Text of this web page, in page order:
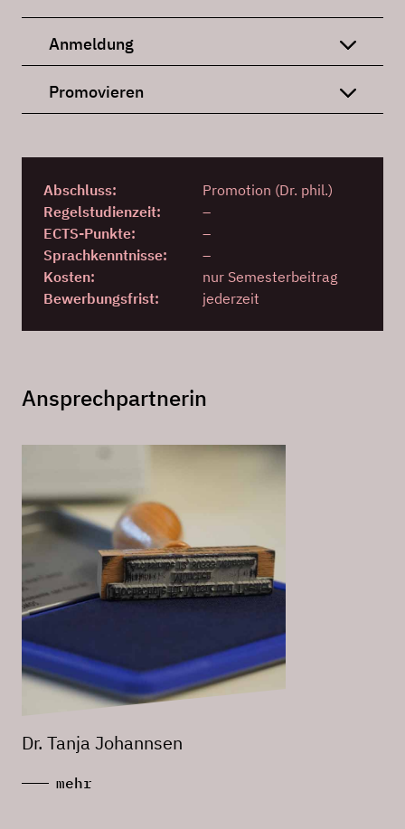
Anmeldung
Promovieren
Abschluss:
Promotion (Dr. phil.)
Regelstudienzeit:
–
ECTS-Punkte:
–
Sprachkenntnisse:
–
Kosten:
nur Semesterbeitrag
Bewerbungsfrist:
jederzeit
Ansprechpartnerin
Dr. Tanja Johannsen
mehr